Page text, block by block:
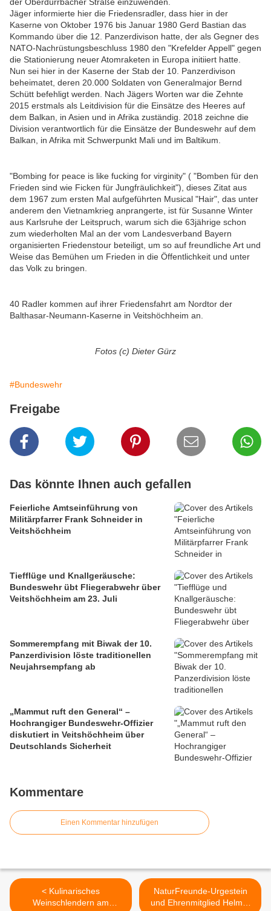
Jäger informierte hier die Friedensradler, dass hier in der
Kaserne von Oktober 1976 bis Januar 1980 Gerd Bastian das
Kommando über die 12. Panzerdivison hatte, der als Gegner des
NATO-Nachrüstungsbeschluss 1980 den "Krefelder Appell" gegen
die Stationierung neuer Atomraketen in Europa initiiert hatte.
Nun sei hier in der Kaserne der Stab der 10. Panzerdivison
beheimatet, deren 20.000 Soldaten von Generalmajor Bernd
Schütt befehligt werden. Nach Jägers Worten war die Zehnte
2015 erstmals als Leitdivision für die Einsätze des Heeres auf
dem Balkan, in Asien und in Afrika zuständig. 2018 zeichne die
Division verantwortlich für die Einsätze der Bundeswehr auf dem
Balkan, in Afrika mit Schwerpunkt Mali und im Baltikum.
"Bombing for peace is like fucking for virginity" ( "Bomben für den
Frieden sind wie Ficken für Jungfräulichkeit"), dieses Zitat aus
dem 1967 zum ersten Mal aufgeführten Musical "Hair", das unter
anderem den Vietnamkrieg anprangerte, ist für Susanne Winter
aus Karlsruhe der Leitspruch, warum sich die 63jährige schon
zum wiederholten Mal an der vom Landesverband Bayern
organisierten Friedenstour beteiligt, um so auf freundliche Art und
Weise das Bemühen um Frieden in die Öffentlichkeit und unter
das Volk zu bringen.
40 Radler kommen auf ihrer Friedensfahrt am Nordtor der
Balthasar-Neumann-Kaserne in Veitshöchheim an.
Fotos (c) Dieter Gürz
#Bundeswehr
Freigabe
Das könnte Ihnen auch gefallen
Feierliche Amtseinführung von
Militärpfarrer Frank Schneider in
Veitshöchheim
Tiefflüge und Knallgeräusche:
Bundeswehr übt Fliegerabwehr über
Veitshöchheim am 23. Juli
Sommerempfang mit Biwak der 10.
Panzerdivision löste traditionellen
Neujahrsempfang ab
„Mammut ruft den General“ –
Hochrangiger Bundeswehr-Offizier
diskutiert in Veitshöchheim über
Deutschlands Sicherheit
Kommentare
Einen Kommentar hinzufügen
< Kulinarisches
Weinschlendern am
NaturFreunde-Urgestein
und Ehrenmitglied Helmut